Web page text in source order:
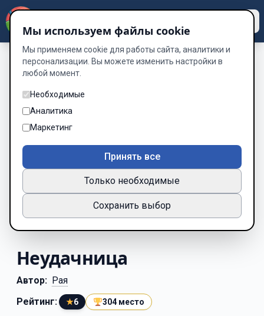
Неудачница
Автор: Рая
Рейтинг:
★6 304 место
Мы используем файлы cookie
Мы применяем cookie для работы сайта, аналитики и
персонализации. Вы можете изменить настройки в
любой момент.
Необходимые
Аналитика
Маркетинг
Принять все
Только необходимые
Сохранить выбор